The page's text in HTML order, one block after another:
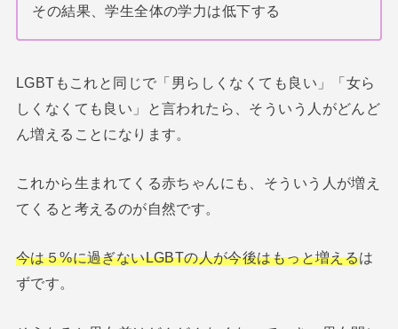
その結果、学生全体の学力は低下する
LGBTもこれと同じで「男らしくなくても良い」「女ら
しくなくても良い」と言われたら、そういう人がどんど
ん増えることになります。
これから生まれてくる赤ちゃんにも、そういう人が増え
てくると考えるのが自然です。
今は５%に過ぎないLGBTの人が今後はもっと増えるは
ずです。